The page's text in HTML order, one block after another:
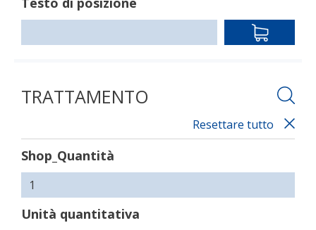
EN 10277
blank, gezogen h9
IN
TRATTAMENTO
Resettare tutto
Shop_Quantità
Unità quantitativa